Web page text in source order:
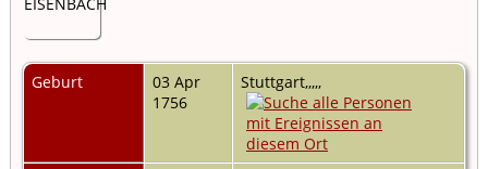
Geburt
03 Apr
1756
Stuttgart,,,,,